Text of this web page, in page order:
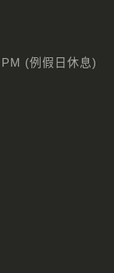
(例假日休息)